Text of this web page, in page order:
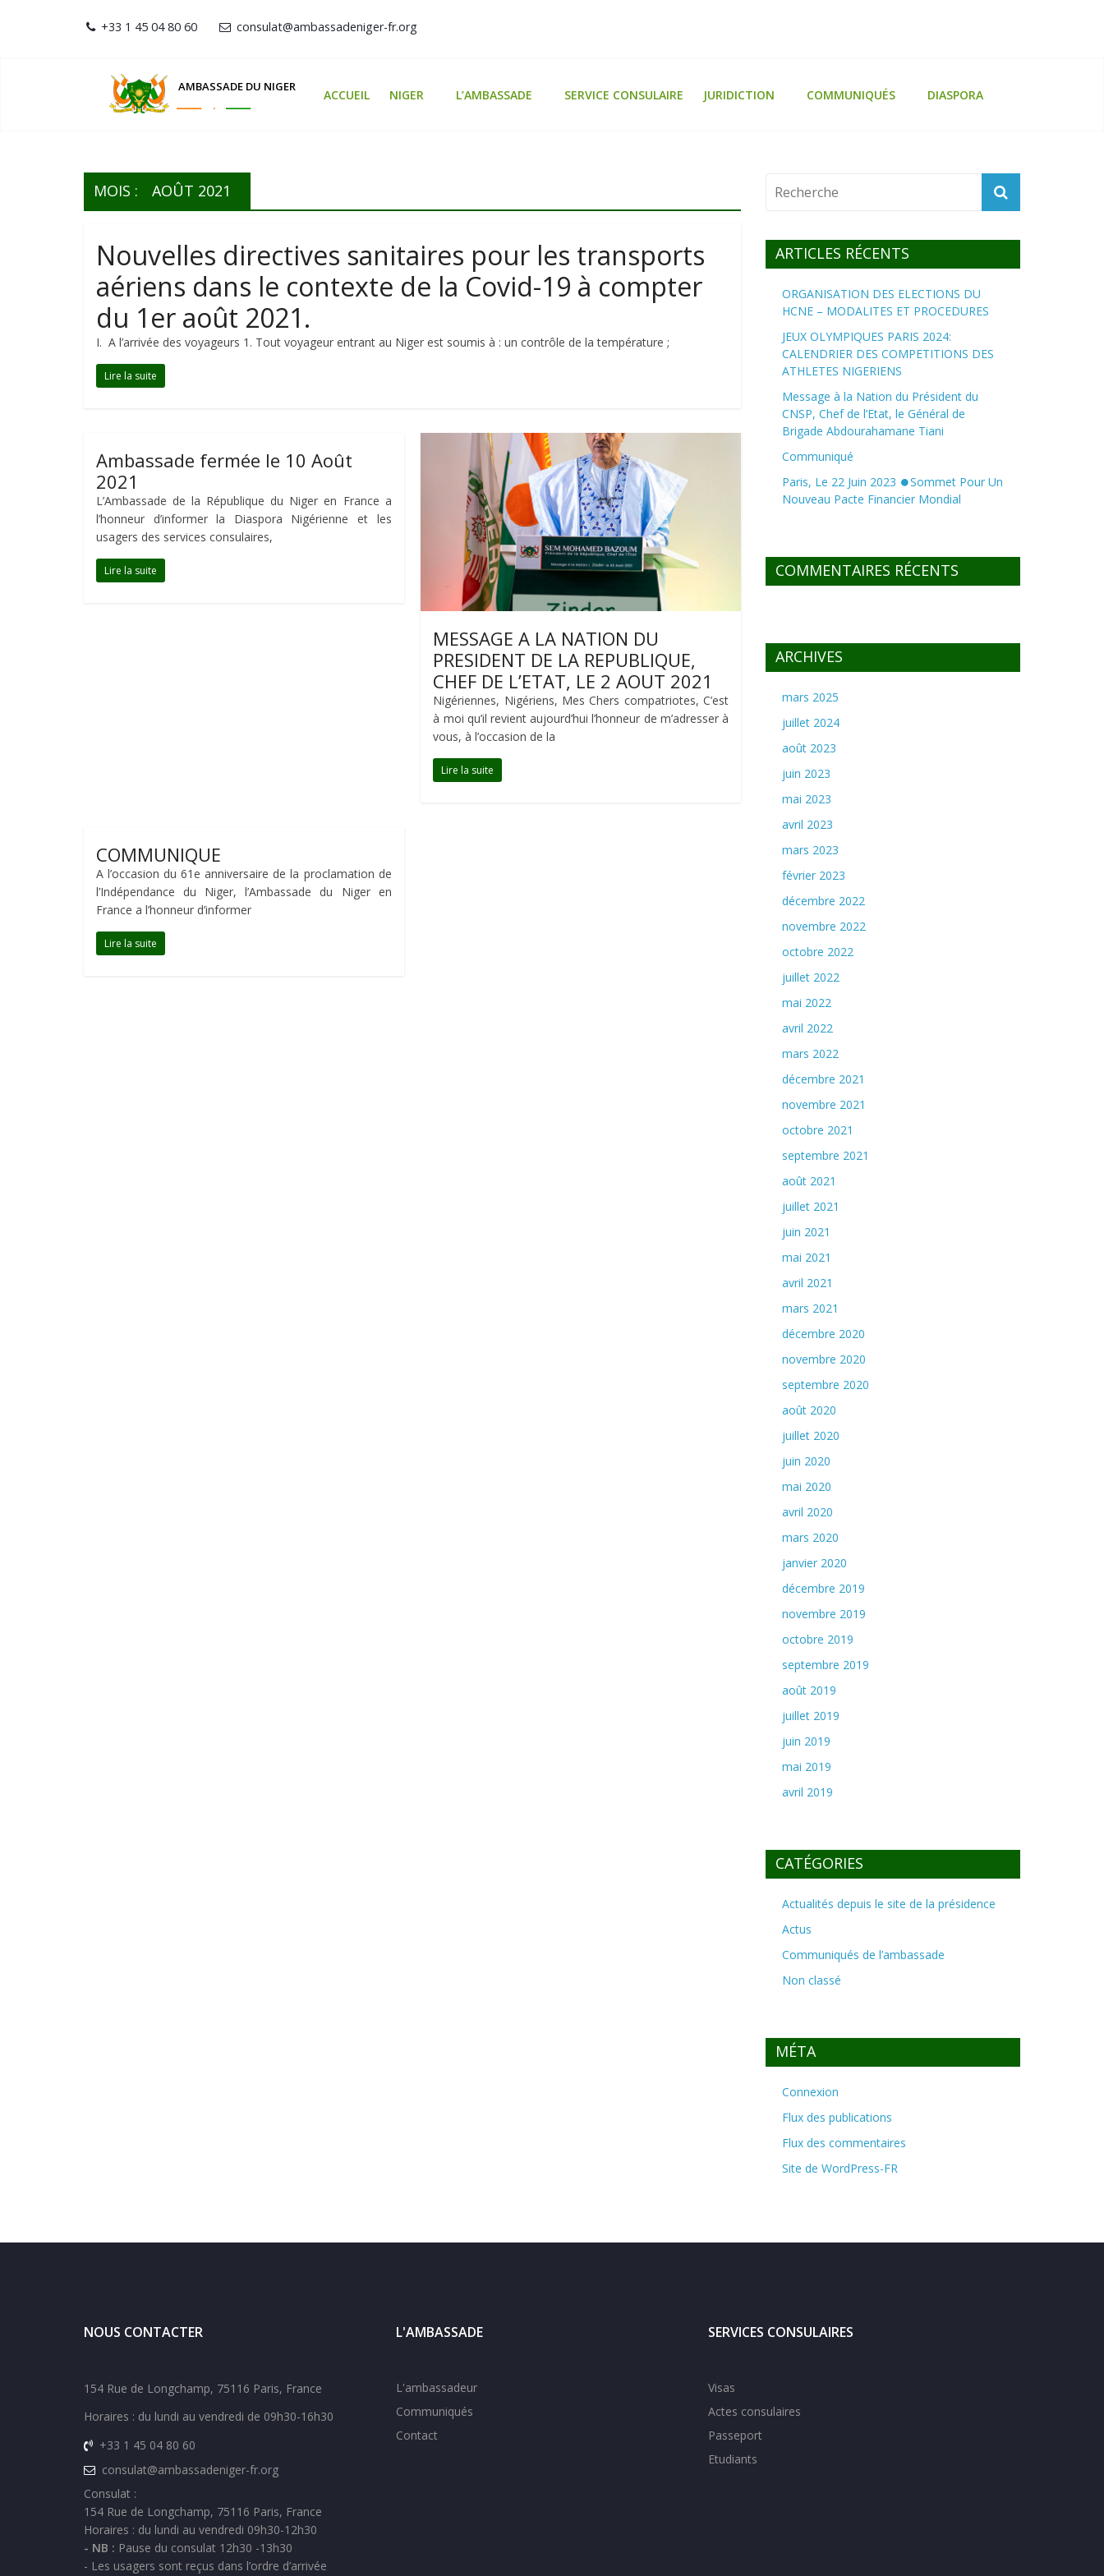
+33 1 45 04 80 60 consulat@ambassadeniger-fr.org
AMBASSADE DU NIGER
ACCUEIL NIGER L’AMBASSADE SERVICE CONSULAIRE JURIDICTION COMMUNIQUÉS DIASPORA
MOIS : AOÛT 2021
Nouvelles directives sanitaires pour les transports
aériens dans le contexte de la Covid-19 à compter
du 1er août 2021.
I. A l’arrivée des voyageurs 1. Tout voyageur entrant au Niger est soumis à : un contrôle de la température ;
Lire la suite
Ambassade fermée le 10 Août
2021
L’Ambassade de la République du Niger en France a
l’honneur d’informer la Diaspora Nigérienne et les
usagers des services consulaires,
Lire la suite
MESSAGE A LA NATION DU
PRESIDENT DE LA REPUBLIQUE,
CHEF DE L’ETAT, LE 2 AOUT 2021
Nigériennes, Nigériens, Mes Chers compatriotes, C’est
à moi qu’il revient aujourd’hui l’honneur de m’adresser à
vous, à l’occasion de la
Lire la suite
COMMUNIQUE
A l’occasion du 61e anniversaire de la proclamation de
l’Indépendance du Niger, l’Ambassade du Niger en
France a l’honneur d’informer
Lire la suite
ARTICLES RÉCENTS
ORGANISATION DES ELECTIONS DU
HCNE – MODALITES ET PROCEDURES
JEUX OLYMPIQUES PARIS 2024:
CALENDRIER DES COMPETITIONS DES
ATHLETES NIGERIENS
Message à la Nation du Président du
CNSP, Chef de l’Etat, le Général de
Brigade Abdourahamane Tiani
Communiqué
Paris, Le 22 Juin 2023 ⏺Sommet Pour Un
Nouveau Pacte Financier Mondial
COMMENTAIRES RÉCENTS
ARCHIVES
mars 2025
juillet 2024
août 2023
juin 2023
mai 2023
avril 2023
mars 2023
février 2023
décembre 2022
novembre 2022
octobre 2022
juillet 2022
mai 2022
avril 2022
mars 2022
décembre 2021
novembre 2021
octobre 2021
septembre 2021
août 2021
juillet 2021
juin 2021
mai 2021
avril 2021
mars 2021
décembre 2020
novembre 2020
septembre 2020
août 2020
juillet 2020
juin 2020
mai 2020
avril 2020
mars 2020
janvier 2020
décembre 2019
novembre 2019
octobre 2019
septembre 2019
août 2019
juillet 2019
juin 2019
mai 2019
avril 2019
CATÉGORIES
Actualités depuis le site de la présidence
Actus
Communiqués de l’ambassade
Non classé
MÉTA
Connexion
Flux des publications
Flux des commentaires
Site de WordPress-FR
NOUS CONTACTER
154 Rue de Longchamp, 75116 Paris, France
Horaires : du lundi au vendredi de 09h30-16h30
+33 1 45 04 80 60
consulat@ambassadeniger-fr.org
Consulat :
154 Rue de Longchamp, 75116 Paris, France
Horaires : du lundi au vendredi 09h30-12h30
- NB : Pause du consulat 12h30 -13h30
- Les usagers sont reçus dans l’ordre d’arrivée
L'AMBASSADE
L'ambassadeur
Communiqués
Contact
SERVICES CONSULAIRES
Visas
Actes consulaires
Passeport
Etudiants